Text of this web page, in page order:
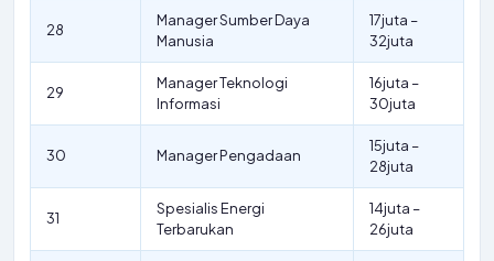
28
Manager Sumber Daya
Manusia
17juta –
32juta
29
Manager Teknologi
Informasi
16juta –
30juta
30 Manager Pengadaan
15juta –
28juta
31
Spesialis Energi
Terbarukan
14juta –
26juta